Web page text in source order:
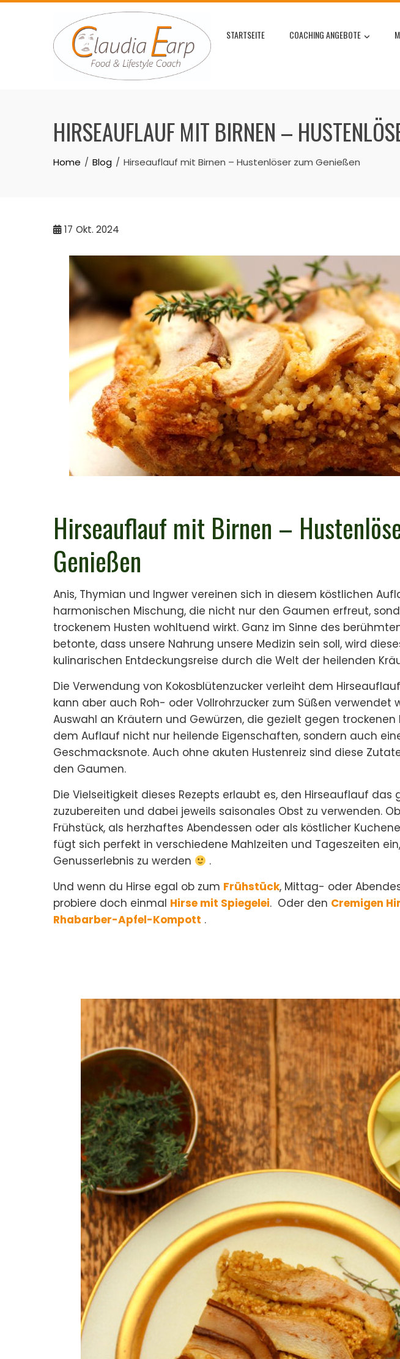
Skip
STARTSEITE COACHING ANGEBOTE
HIRSEAUFLAUF MIT BIRNEN –
Home Blog Hirseauflauf mit Birnen – Hustenlöser zum Genießen
17 Okt. 2024
Hirseauflauf mit Birnen –
Genießen
Anis, Thymian und Ingwer vereinen sich in diesem köstlichen
harmonischen Mischung, die nicht nur den Gaumen erfreut,
trockenem Husten wohltuend wirkt. Ganz im Sinne des
betonte, dass unsere Nahrung unsere Medizin sein soll, wird
kulinarischen Entdeckungsreise durch die Welt der heilenden
Die Verwendung von Kokosblütenzucker verleiht dem
kann aber auch Roh- oder Vollrohrzucker zum Süßen verwendet
Auswahl an Kräutern und Gewürzen, die gezielt gegen trockenen
dem Auflauf nicht nur heilende Eigenschaften, sondern auch
Geschmacksnote. Auch ohne akuten Hustenreiz sind diese
den Gaumen.
Die Vielseitigkeit dieses Rezepts erlaubt es, den Hirseauflauf das
zuzubereiten und dabei jeweils saisonales Obst zu verwenden.
Frühstück, als herzhaftes Abendessen oder als köstlicher
fügt sich perfekt in verschiedene Mahlzeiten und Tageszeiten
Genusserlebnis zu werden
.
Und wenn du Hirse egal ob zum Frühstück, Mittag- oder
probiere doch einmal Hirse mit Spiegelei. Oder den Cremigen
Rhabarber-Apfel-Kompott .